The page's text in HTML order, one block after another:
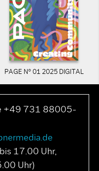
PAGE N° 01 2025 DIGITAL
+49 731 88005-
17.00 Uhr,
Uhr)